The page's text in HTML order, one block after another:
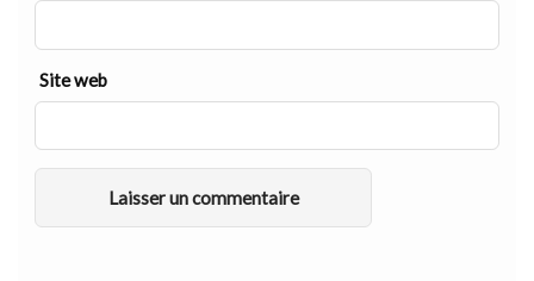
Site web